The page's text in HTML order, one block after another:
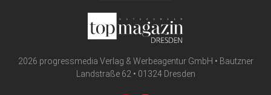
2026 progressmedia Verlag & Werbeagentur GmbH • Bautzner
Landstraße 62 • 01324 Dresden